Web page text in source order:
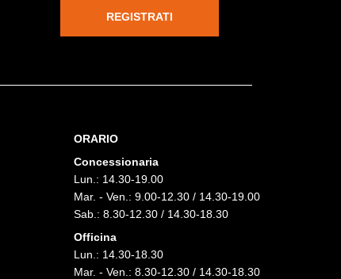
REGISTRATI
ORARIO
Concessionaria
Lun.: 14.30-19.00
Mar. - Ven.: 9.00-12.30 / 14.30-19.00
Sab.: 8.30-12.30 / 14.30-18.30
Officina
Lun.: 14.30-18.30
Mar. - Ven.: 8.30-12.30 / 14.30-18.30